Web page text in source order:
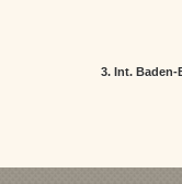
3. Int. Baden-